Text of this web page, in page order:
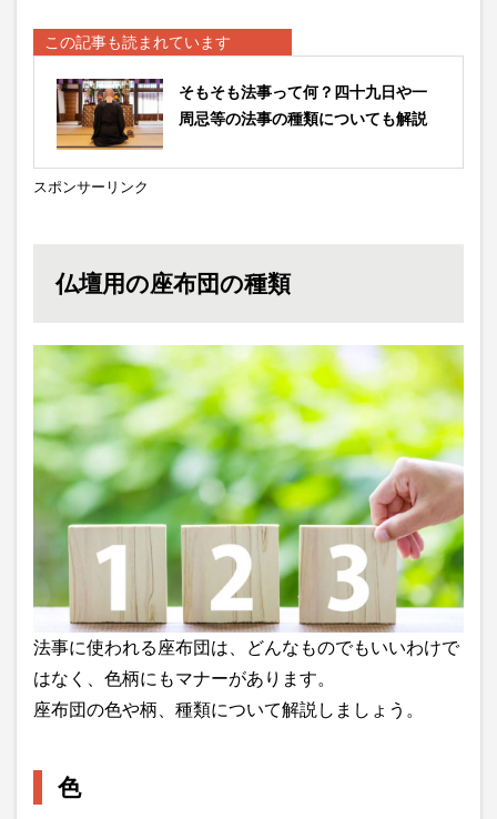
この記事も読まれています
そもそも法事って何？四十九日や一
周忌等の法事の種類についても解説
スポンサーリンク
仏壇用の座布団の種類
法事に使われる座布団は、どんなものでもいいわけで
はなく、色柄にもマナーがあります。
座布団の色や柄、種類について解説しましょう。
色